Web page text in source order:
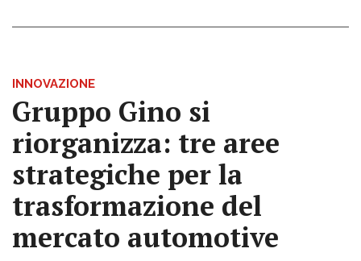
INNOVAZIONE
Gruppo Gino si
riorganizza: tre aree
strategiche per la
trasformazione del
mercato automotive